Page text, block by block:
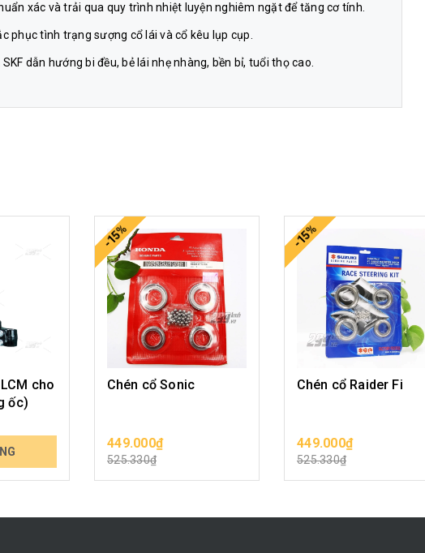
xác và trải qua quy trình nhiệt luyện nghiêm ngặt để tăng cơ tính.
phục tình trạng sượng cổ lái và cổ kêu lụp cụp.
dẫn hướng bi đều, bẻ lái nhẹ nhàng, bền bỉ, tuổi thọ cao.
cho
ốc)
-15%
Chén cổ Sonic
449.000₫
525.330₫
CHỌN SẢN PHẨM
-15%
Chén cổ Raider Fi
449.000₫
525.330₫
CHỌN SẢN PHẨM